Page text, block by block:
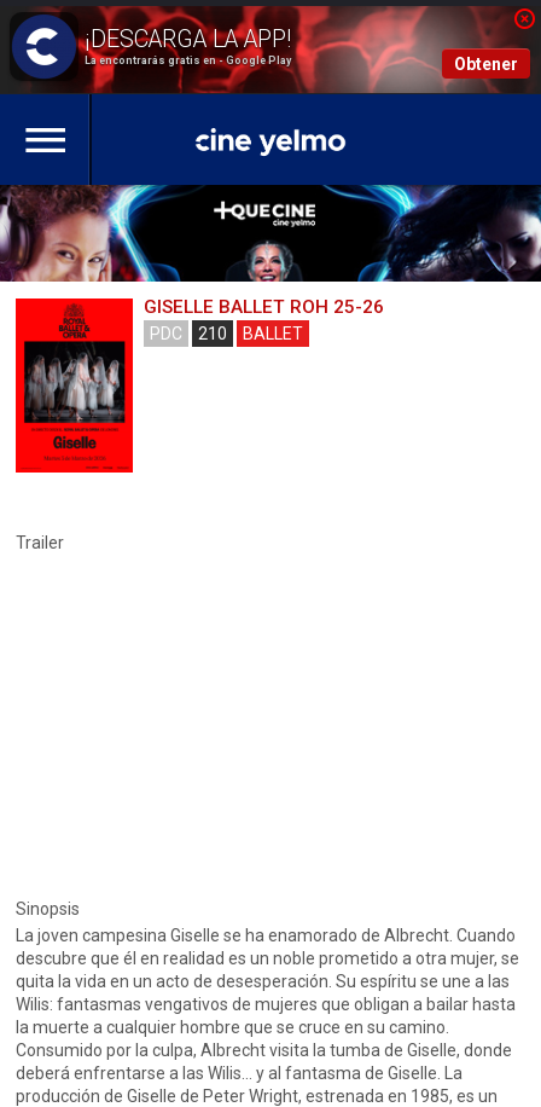
La encontrarás gratis en - Google Play Obtener
GISELLE BALLET ROH 25-26
PDC 210 BALLET
Trailer
Sinopsis
La joven campesina Giselle se ha enamorado de Albrecht. Cuando
descubre que él en realidad es un noble prometido a otra mujer, se
quita la vida en un acto de desesperación. Su espíritu se une a las
Wilis: fantasmas vengativos de mujeres que obligan a bailar hasta
la muerte a cualquier hombre que se cruce en su camino.
Consumido por la culpa, Albrecht visita la tumba de Giselle, donde
deberá enfrentarse a las Wilis... y al fantasma de Giselle. La
producción de Giselle de Peter Wright, estrenada en 1985, es un